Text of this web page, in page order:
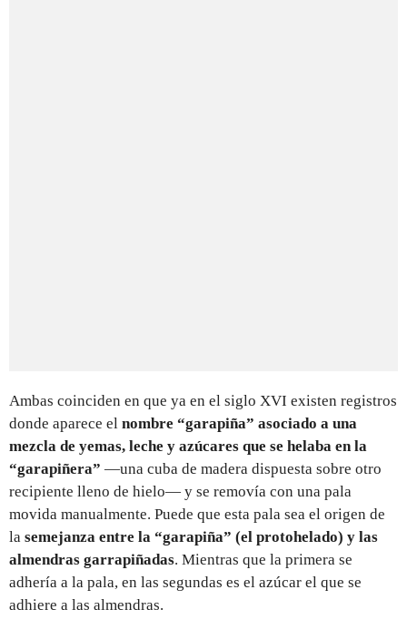
Ambas coinciden en que ya en el siglo XVI existen registros
donde aparece el nombre “garapiña” asociado a una
mezcla de yemas, leche y azúcares que se helaba en la
“garapiñera” —una cuba de madera dispuesta sobre otro
recipiente lleno de hielo— y se removía con una pala
movida manualmente. Puede que esta pala sea el origen de
la semejanza entre la “garapiña” (el protohelado) y las
almendras garrapiñadas. Mientras que la primera se
adhería a la pala, en las segundas es el azúcar el que se
adhiere a las almendras.